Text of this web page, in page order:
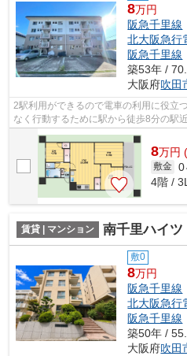
8万円
阪急千里線
北大阪急行
阪急千里線
築53年 /
大阪府吹田
2駅利用ができるので電車の利用に役立
なく行動するために駅から徒歩8分の駅
通常ではありえない間取りも楽しめる、...
8万円
敷金 0
4階 /
賃貸 | マンション 南千里ハイツ
敷0
8万円
阪急千里線
北大阪急行
阪急千里線
築50年 /
大阪府吹田